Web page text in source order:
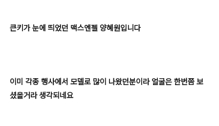
큰키가 눈에 띄었던 맥스엔젤 양혜원입니다
이미 각종 행사에서 모델로 많이 나왔던분이라 얼굴은 한번쯤 보
셨을거라 생각되네요